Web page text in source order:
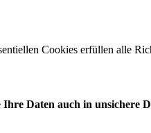
Cookies erfüllen alle
Daten auch in unsichere